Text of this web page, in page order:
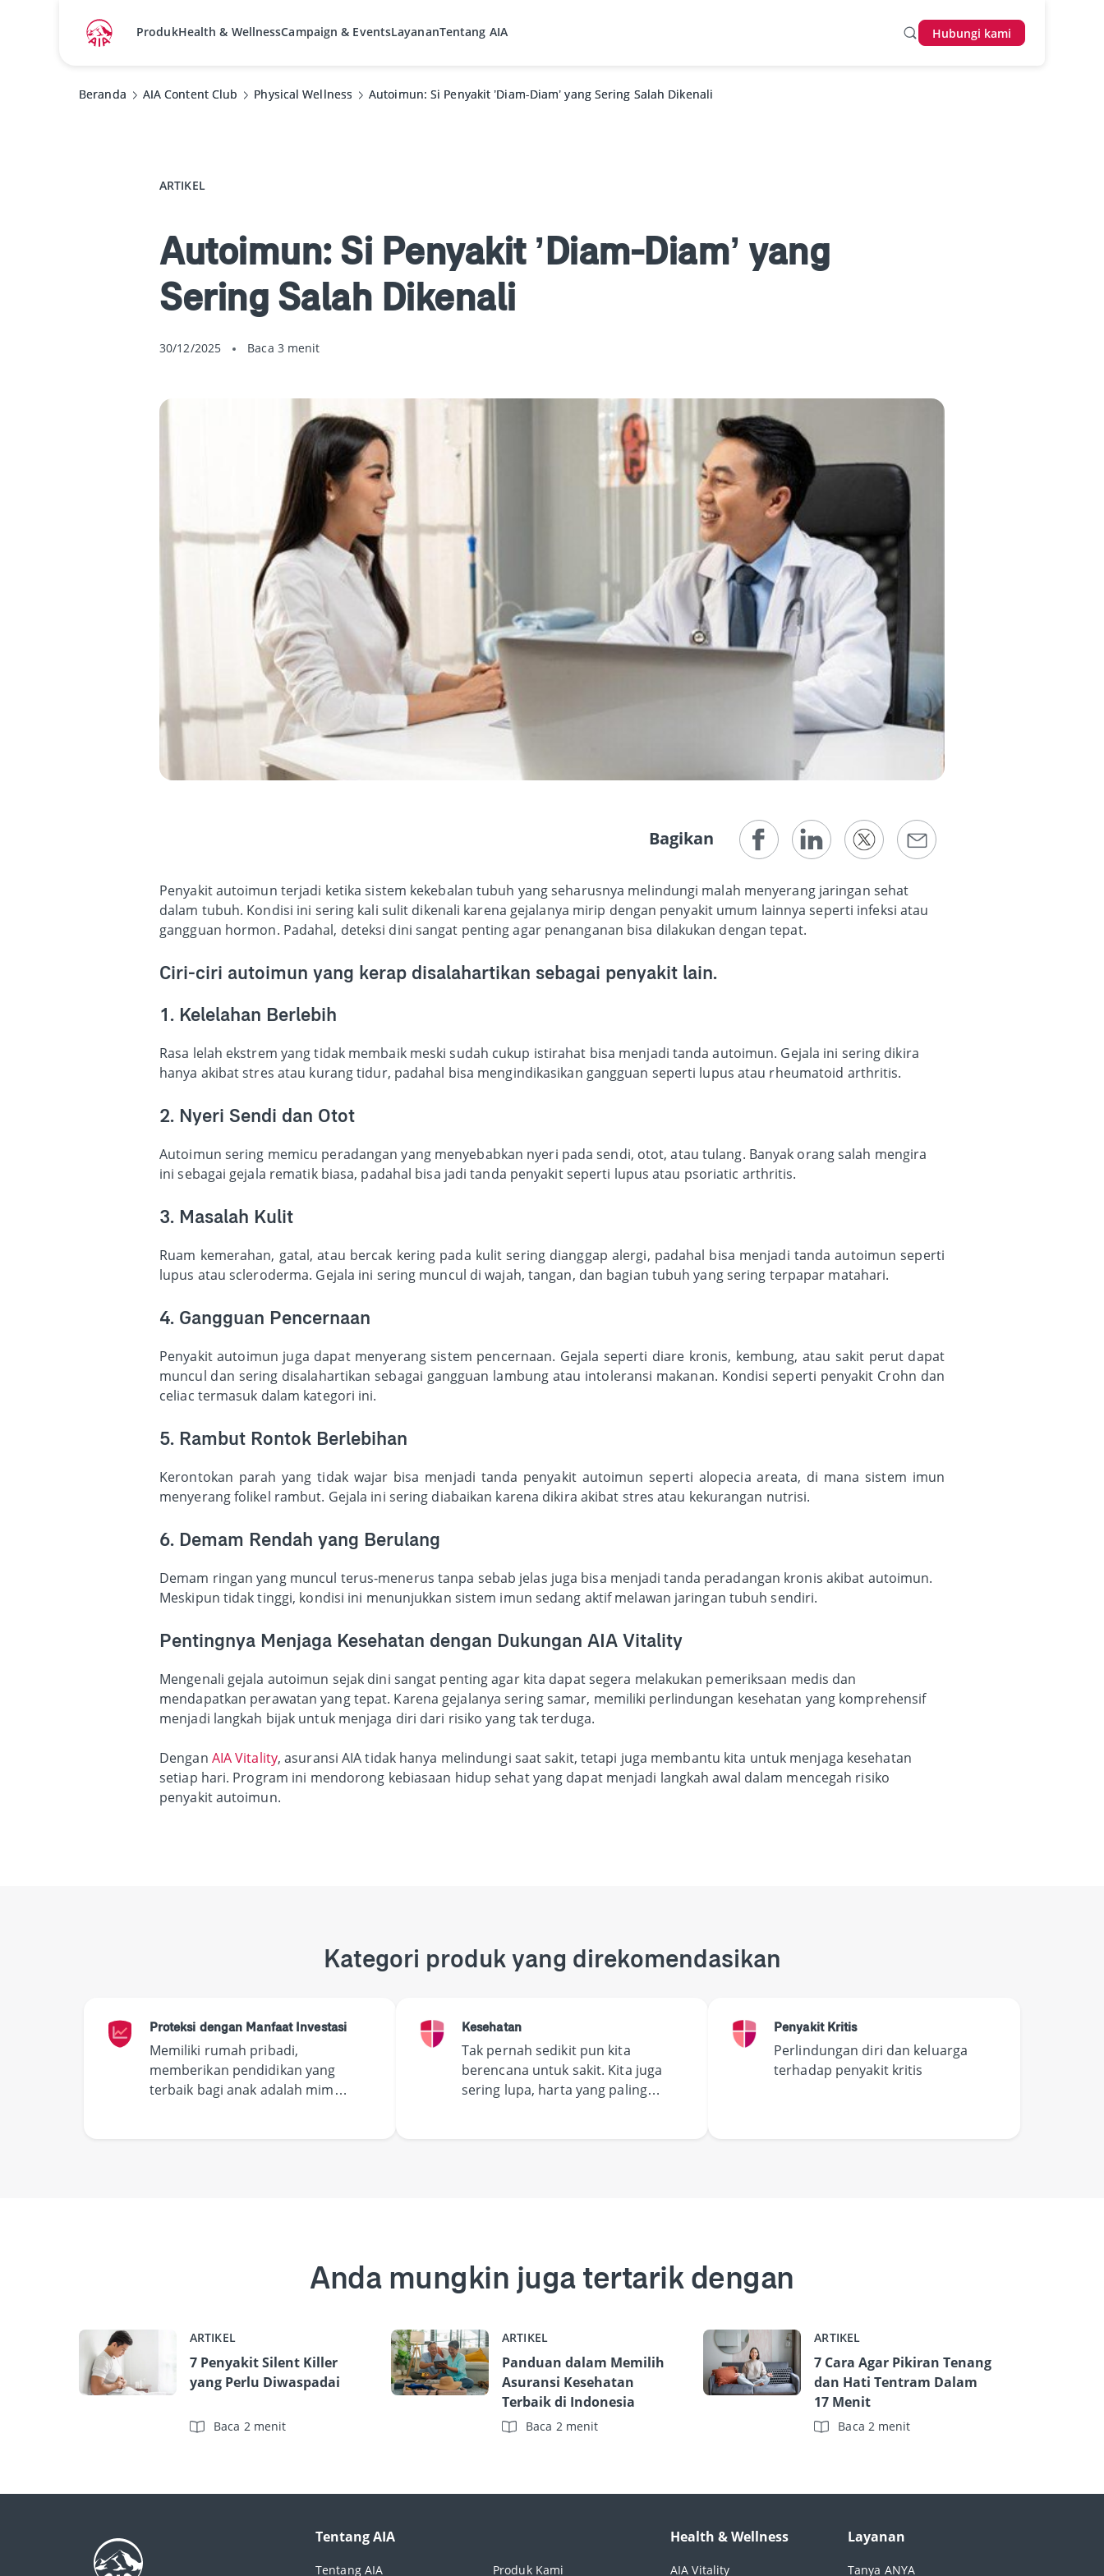
ProdukHealth & WellnessCampaign & EventsLayananTentang AIA Hubungi kami
Beranda AIA Content Club Physical Wellness Autoimun: Si Penyakit ’Diam-Diam’ yang Sering Salah Dikenali
Beranda AIA Content Club Physical Wellness Autoimun: Si Penyakit ’Diam-Diam’ yang Sering Salah Dikenali
ARTIKEL
Autoimun: Si Penyakit ’Diam-Diam’ yang
Sering Salah Dikenali
30/12/2025 Baca 3 menit
Bagikan
Penyakit autoimun terjadi ketika sistem kekebalan tubuh yang seharusnya melindungi malah menyerang jaringan sehat
dalam tubuh. Kondisi ini sering kali sulit dikenali karena gejalanya mirip dengan penyakit umum lainnya seperti infeksi atau
gangguan hormon. Padahal, deteksi dini sangat penting agar penanganan bisa dilakukan dengan tepat.
Ciri-ciri autoimun yang kerap disalahartikan sebagai penyakit lain.
1. Kelelahan Berlebih
Rasa lelah ekstrem yang tidak membaik meski sudah cukup istirahat bisa menjadi tanda autoimun. Gejala ini sering dikira
hanya akibat stres atau kurang tidur, padahal bisa mengindikasikan gangguan seperti lupus atau rheumatoid arthritis.
2. Nyeri Sendi dan Otot
Autoimun sering memicu peradangan yang menyebabkan nyeri pada sendi, otot, atau tulang. Banyak orang salah mengira
ini sebagai gejala rematik biasa, padahal bisa jadi tanda penyakit seperti lupus atau psoriatic arthritis.
3. Masalah Kulit
Ruam kemerahan, gatal, atau bercak kering pada kulit sering dianggap alergi, padahal bisa menjadi tanda autoimun seperti
lupus atau scleroderma. Gejala ini sering muncul di wajah, tangan, dan bagian tubuh yang sering terpapar matahari.
4. Gangguan Pencernaan
Penyakit autoimun juga dapat menyerang sistem pencernaan. Gejala seperti diare kronis, kembung, atau sakit perut dapat
muncul dan sering disalahartikan sebagai gangguan lambung atau intoleransi makanan. Kondisi seperti penyakit Crohn dan
celiac termasuk dalam kategori ini.
5. Rambut Rontok Berlebihan
Kerontokan parah yang tidak wajar bisa menjadi tanda penyakit autoimun seperti alopecia areata, di mana sistem imun
menyerang folikel rambut. Gejala ini sering diabaikan karena dikira akibat stres atau kekurangan nutrisi.
6. Demam Rendah yang Berulang
Demam ringan yang muncul terus-menerus tanpa sebab jelas juga bisa menjadi tanda peradangan kronis akibat autoimun.
Meskipun tidak tinggi, kondisi ini menunjukkan sistem imun sedang aktif melawan jaringan tubuh sendiri.
Pentingnya Menjaga Kesehatan dengan Dukungan AIA Vitality
Mengenali gejala autoimun sejak dini sangat penting agar kita dapat segera melakukan pemeriksaan medis dan
mendapatkan perawatan yang tepat. Karena gejalanya sering samar, memiliki perlindungan kesehatan yang komprehensif
menjadi langkah bijak untuk menjaga diri dari risiko yang tak terduga.
Dengan AIA Vitality, asuransi AIA tidak hanya melindungi saat sakit, tetapi juga membantu kita untuk menjaga kesehatan
setiap hari. Program ini mendorong kebiasaan hidup sehat yang dapat menjadi langkah awal dalam mencegah risiko
penyakit autoimun.
Kategori produk yang direkomendasikan
Proteksi dengan Manfaat Investasi
Memiliki rumah pribadi,
memberikan pendidikan yang
terbaik bagi anak adalah mimpi
Kesehatan
Tak pernah sedikit pun kita
berencana untuk sakit. Kita juga
sering lupa, harta yang paling
Penyakit Kritis
Perlindungan diri dan keluarga
terhadap penyakit kritis
Anda mungkin juga tertarik dengan
ARTIKEL
7 Penyakit Silent Killer
yang Perlu Diwaspadai
Baca 2 menit
ARTIKEL
Panduan dalam Memilih
Asuransi Kesehatan
Terbaik di Indonesia
Baca 2 menit
ARTIKEL
7 Cara Agar Pikiran Tenang
dan Hati Tentram Dalam
17 Menit
Baca 2 menit
Tentang AIA
Tentang AIA Produk Kami
Health & Wellness
AIA Vitality
Layanan
Tanya ANYA